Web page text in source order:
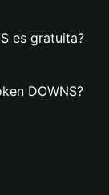
es gratuita?
DOWNS?